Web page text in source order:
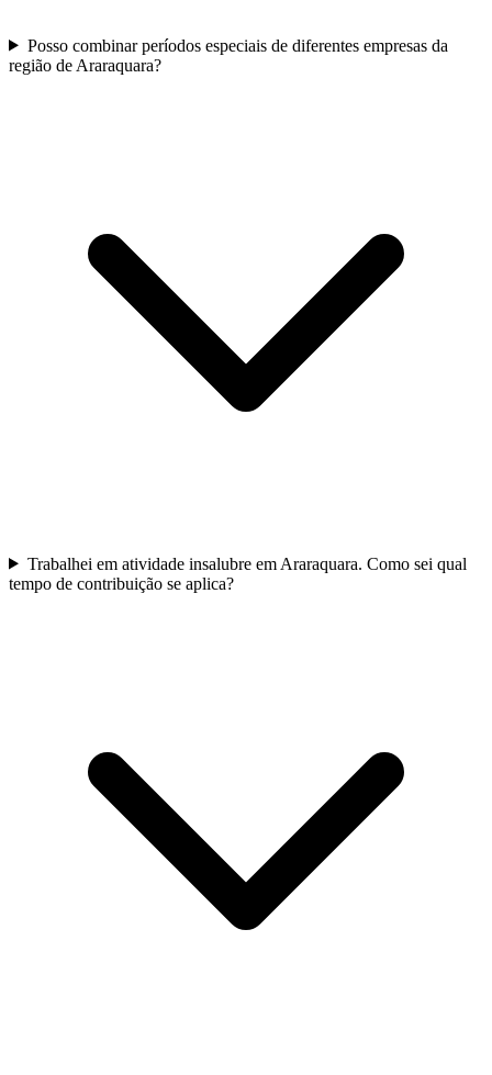
Posso combinar períodos especiais de diferentes empresas da
região de Araraquara?
Trabalhei em atividade insalubre em Araraquara. Como sei qual
tempo de contribuição se aplica?